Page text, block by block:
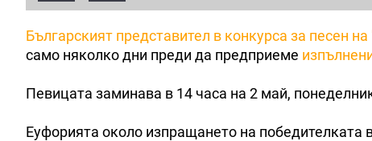
Българският представител в конкурса за песен на
само няколко дни преди да предприеме
Певицата заминава в 14 часа на 2 май,
Еуфорията около изпращането на победителката